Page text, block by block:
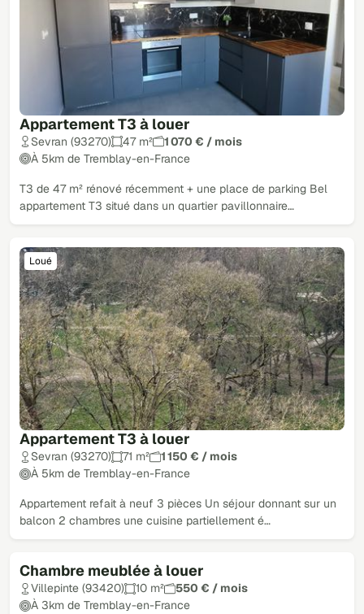
Appartement T3 à louer
Sevran (93270) 47 m²
1 070 € / mois
À 5km de Tremblay-en-France
T3 de 47 m² rénové récemment + une place de parking Bel
appartement T3 situé dans un quartier pavillonnaire…
Appartement T3 à louer
Loué
Sevran (93270) 71 m²
1 150 € / mois
À 5km de Tremblay-en-France
Appartement refait à neuf 3 pièces Un séjour donnant sur un
balcon 2 chambres une cuisine partiellement é…
Chambre meublée à louer
Loué
Villepinte (93420) 10 m²
550 € / mois
À 3km de Tremblay-en-France